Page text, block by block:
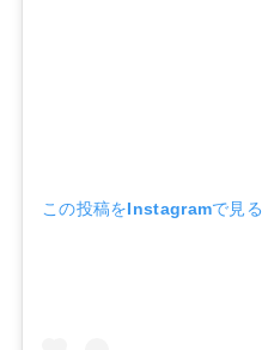
この投稿をInstagramで見る